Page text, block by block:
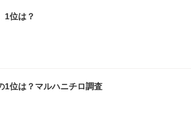
1位は？
1位は？マルハニチロ調査